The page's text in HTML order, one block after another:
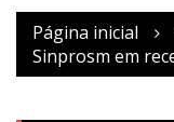
Página inicial
Sinprosm em